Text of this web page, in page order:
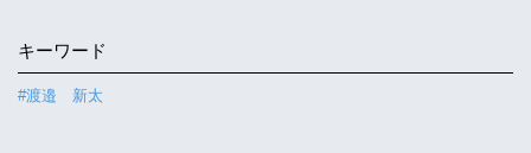
キーワード
#渡邉 新太